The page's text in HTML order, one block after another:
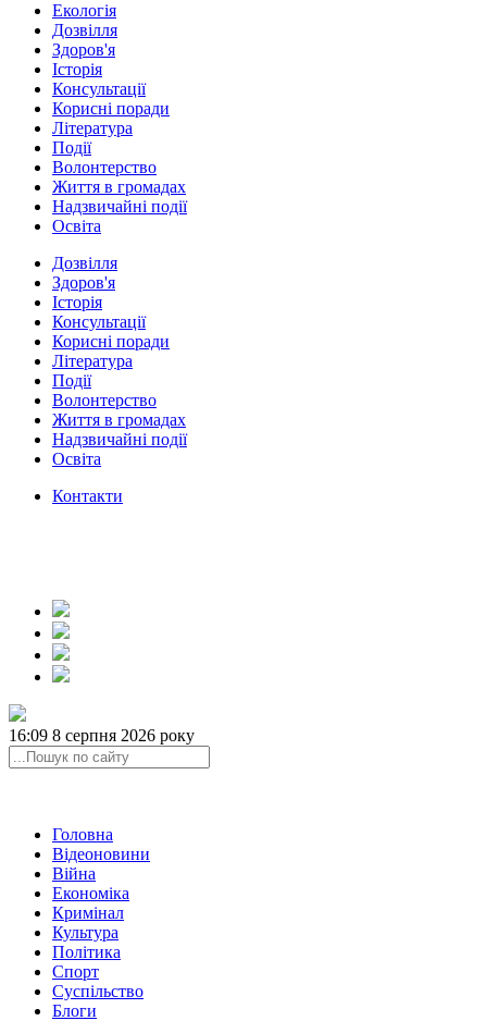
Екологія
Дозвілля
Здоров'я
Історія
Консультації
Корисні поради
Література
Події
Волонтерство
Життя в громадах
Надзвичайні події
Освіта
Дозвілля
Здоров'я
Історія
Консультації
Корисні поради
Література
Події
Волонтерство
Життя в громадах
Надзвичайні події
Освіта
Контакти
16:09 8 серпня 2026 року
Головна
Відеоновини
Війна
Економіка
Кримінал
Культура
Політика
Спорт
Суспільство
Блоги